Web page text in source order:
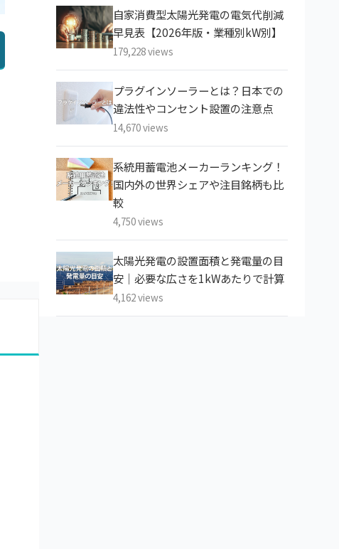
自家消費型太陽光発電の電気代削減
早見表【2026年版・業種別kW別】
179,228 views
プラグインソーラーとは？日本での
違法性やコンセント設置の注意点
14,670 views
系統用蓄電池メーカーランキング！
国内外の世界シェアや注目銘柄も比
較
4,750 views
太陽光発電の設置面積と発電量の目
安｜必要な広さを1kWあたりで計算
4,162 views